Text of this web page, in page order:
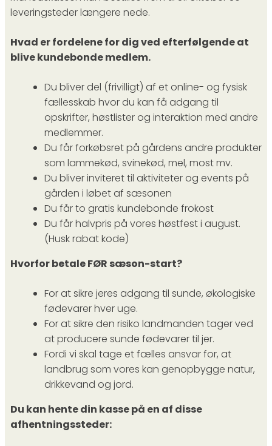
leveringsteder længere nede.
Hvad er fordelene for dig ved efterfølgende at
blive kundebonde medlem.
Du bliver del (frivilligt) af et online- og fysisk
fællesskab hvor du kan få adgang til
opskrifter, høstlister og interaktion med andre
medlemmer.
Du får forkøbsret på gårdens andre produkter
som lammekød, svinekød, mel, most mv.
Du bliver inviteret til aktiviteter og events på
gården i løbet af sæsonen
Du får to gratis kundebonde frokost
Du får halvpris på vores høstfest i august.
(Husk rabat kode)
Hvorfor betale FØR sæson-start?
For at sikre jeres adgang til sunde, økologiske
fødevarer hver uge.
For at sikre den risiko landmanden tager ved
at producere sunde fødevarer til jer.
Fordi vi skal tage et fælles ansvar for, at
landbrug som vores kan genopbygge natur,
drikkevand og jord.
Du kan hente din kasse på en af disse
afhentningssteder: